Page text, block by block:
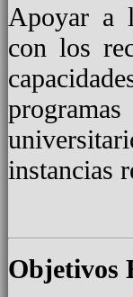
Apoyar a
con los
instancias
Objetivos